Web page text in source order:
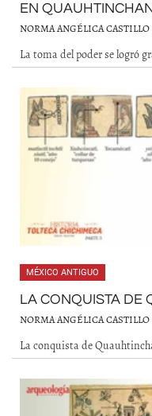
EN
NORMA ANGÉLICA CASTILLO
La toma del poder se logró
MÉXICO ANTIGUO
LA CONQUISTA DE
NORMA ANGÉLICA CASTILLO
La conquista de